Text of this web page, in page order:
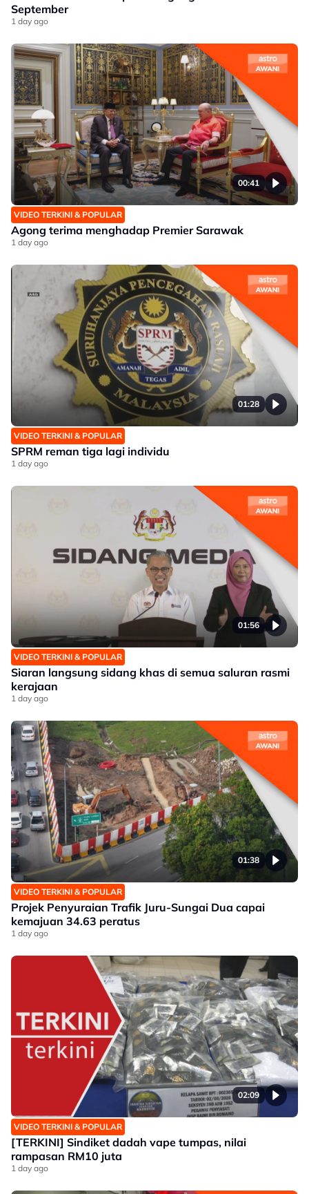
September
1 day ago
00:41
VIDEO TERKINI & POPULAR
Agong terima menghadap Premier Sarawak
1 day ago
01:28
VIDEO TERKINI & POPULAR
SPRM reman tiga lagi individu
1 day ago
01:56
VIDEO TERKINI & POPULAR
Siaran langsung sidang khas di semua saluran rasmi
kerajaan
1 day ago
01:38
VIDEO TERKINI & POPULAR
Projek Penyuraian Trafik Juru-Sungai Dua capai
kemajuan 34.63 peratus
1 day ago
02:09
VIDEO TERKINI & POPULAR
[TERKINI] Sindiket dadah vape tumpas, nilai
rampasan RM10 juta
1 day ago